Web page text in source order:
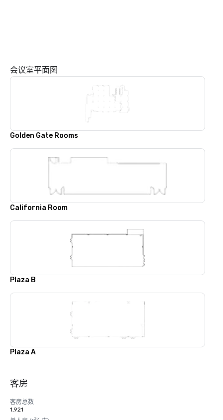
会议室平面图
Golden Gate Rooms
California Room
Plaza B
Plaza A
客房
客房总数
1,921